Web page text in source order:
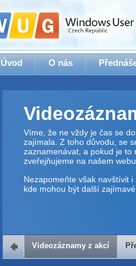
Úvod O nás
Víme, že ne vždy je čas se
zajímala. Z toho důvodu, se
zaznamenávat, a pokud je to
zveřejňujeme na našem webu.
Nezapomeňte však navštívit i
kde mohou být další zajímavé
Přehrávač
Videozáznamy z akcí